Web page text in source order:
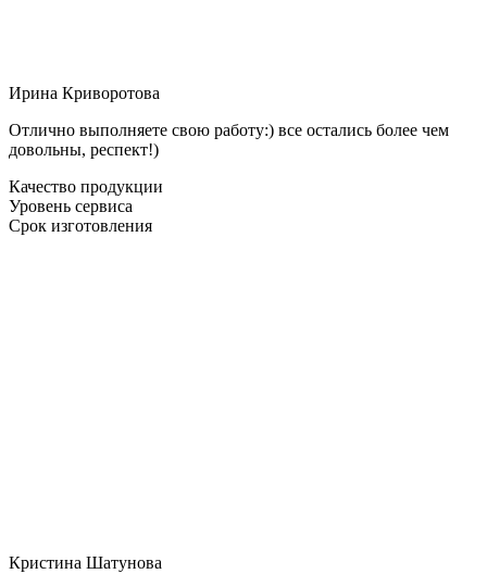
Ирина Криворотова
Отлично выполняете свою работу:) все остались более чем
довольны, респект!)
Качество продукции
Уровень сервиса
Срок изготовления
Кристина Шатунова